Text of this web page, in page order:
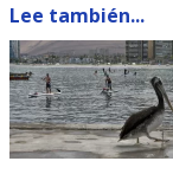
Lee también...